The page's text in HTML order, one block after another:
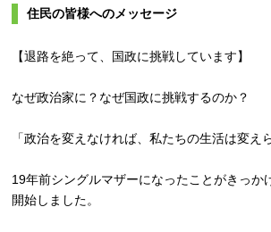
住民の皆様へのメッセージ
【退路を絶って、国政に挑戦しています】
なぜ政治家に？なぜ国政に挑戦するのか？
「政治を変えなければ、私たちの生活は変え
19年前シングルマザーになったことがきっか
開始しました。